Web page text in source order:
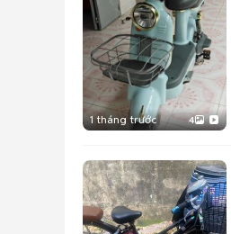
1 tháng trước 4